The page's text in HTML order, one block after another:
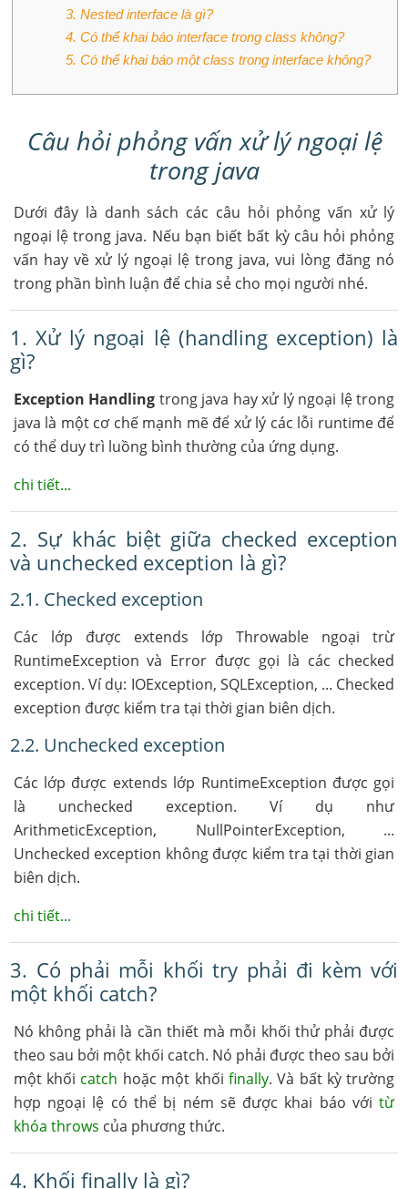
3. Nested interface là gì?
4. Có thể khai báo interface trong class không?
5. Có thể khai báo một class trong interface không?
Câu hỏi phỏng vấn xử lý ngoại lệ
trong java
Dưới đây là danh sách các câu hỏi phỏng vấn xử lý
ngoại lệ trong java. Nếu bạn biết bất kỳ câu hỏi phỏng
vấn hay về xử lý ngoại lệ trong java, vui lòng đăng nó
trong phần bình luận để chia sẻ cho mọi người nhé.
1. Xử lý ngoại lệ (handling exception) là
gì?
Exception Handling trong java hay xử lý ngoại lệ trong
java là một cơ chế mạnh mẽ để xử lý các lỗi runtime để
có thể duy trì luồng bình thường của ứng dụng.
chi tiết...
2. Sự khác biệt giữa checked exception
và unchecked exception là gì?
2.1. Checked exception
Các lớp được extends lớp Throwable ngoại trừ
RuntimeException và Error được gọi là các checked
exception. Ví dụ: IOException, SQLException, ... Checked
exception được kiểm tra tại thời gian biên dịch.
2.2. Unchecked exception
Các lớp được extends lớp RuntimeException được gọi
là unchecked exception. Ví dụ như
ArithmeticException, NullPointerException, ...
Unchecked exception không được kiểm tra tại thời gian
biên dịch.
chi tiết...
3. Có phải mỗi khối try phải đi kèm với
một khối catch?
Nó không phải là cần thiết mà mỗi khối thử phải được
theo sau bởi một khối catch. Nó phải được theo sau bởi
một khối catch hoặc một khối finally. Và bất kỳ trường
hợp ngoại lệ có thể bị ném sẽ được khai báo vớitừ
khóa throws của phương thức.
4. Khối finally là gì?